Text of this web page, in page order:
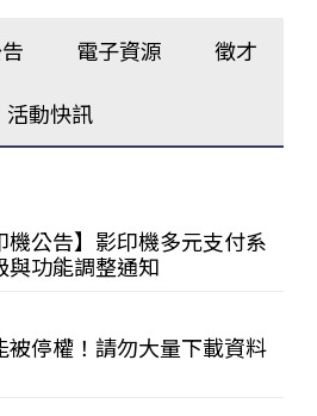
電子資源 徵才
活動快訊
機公告】影印機多元支付系
與功能調整通知
被停權！請勿大量下載資料